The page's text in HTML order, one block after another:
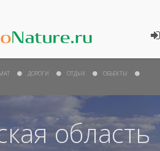
область
ДОРОГИ ОТДЫХ ОБЪЕКТЫ